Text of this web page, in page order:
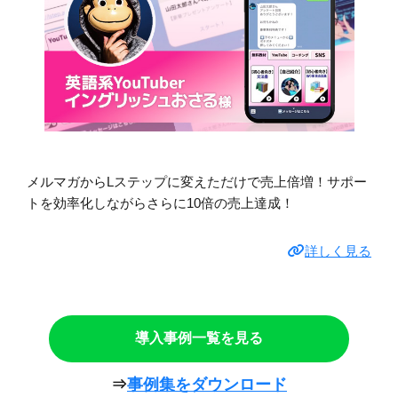
メルマガからLステップに変えただけで売上倍増！サポー
トを効率化しながらさらに10倍の売上達成！
詳しく見る
導入事例一覧を見る
⇒事例集をダウンロード